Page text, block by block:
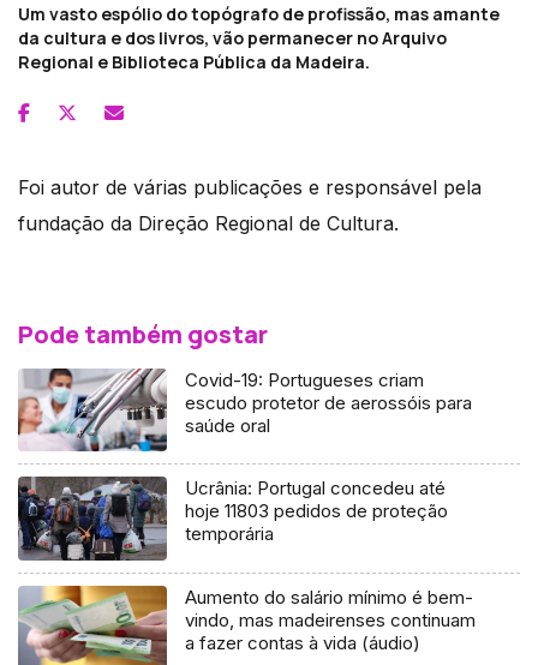
Um vasto espólio do topógrafo de profissão, mas amante
da cultura e dos livros, vão permanecer no Arquivo
Regional e Biblioteca Pública da Madeira.
Foi autor de várias publicações e responsável pela
fundação da Direção Regional de Cultura.
Pode também gostar
Covid-19: Portugueses criam
escudo protetor de aerossóis para
saúde oral
Ucrânia: Portugal concedeu até
hoje 11803 pedidos de proteção
temporária
Aumento do salário mínimo é bem-
vindo, mas madeirenses continuam
a fazer contas à vida (áudio)